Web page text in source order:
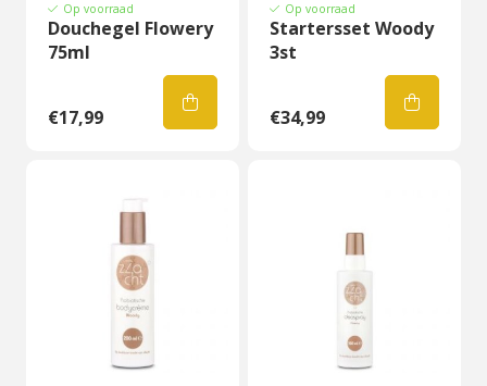
Op voorraad
Douchegel Flowery
75ml
€17,99
Op voorraad
Startersset Woody
3st
€34,99